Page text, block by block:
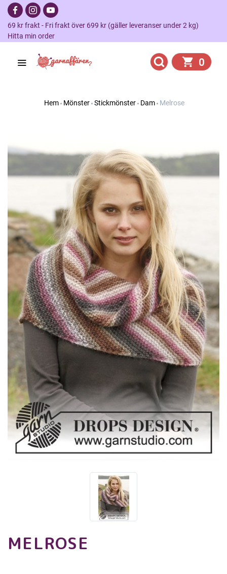
69 kr frakt - Fri frakt över 699 kr (gäller leveranser under 2 kg)
Hitta min order
0
Hem Mönster Stickmönster Dam Melrose
MELROSE